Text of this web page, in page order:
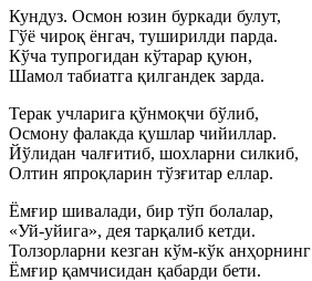
Кундуз. Осмон юзин буркади булут,
Гўё чироқ ёнгач, туширилди парда.
Кўча тупрогидан кўтарар қуюн,
Шамол табиатга қилгандек зарда.
Терак учларига қўнмоқчи бўлиб,
Осмону фалакда қушлар чийиллар.
Йўлидан чалғитиб, шохларни силкиб,
Олтин япроқларин тўзғитар еллар.
Ёмғир шивалади, бир тўп болалар,
«Уй-уйига», дея тарқалиб кетди.
Толзорларни кезган кўм-кўк анҳорнинг
Ёмғир қамчисидан қабарди бети.